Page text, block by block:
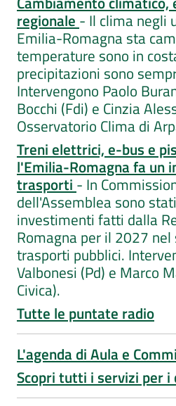
regionale - Il clima negli
Emilia-Romagna sta
temperature sono in
precipitazioni sono
Intervengono Paolo
Bocchi (Fdi) e Cinzia
Osservatorio Clima di
Treni elettrici, e-bus e
l'Emilia-Romagna fa un
trasporti - In
dell'Assemblea sono
investimenti fatti dalla
Romagna per il 2027
trasporti pubblici.
Valbonesi (Pd) e Marco
Civica).
Tutte le puntate radio
L'agenda di Aula e
Scopri tutti i servizi per i